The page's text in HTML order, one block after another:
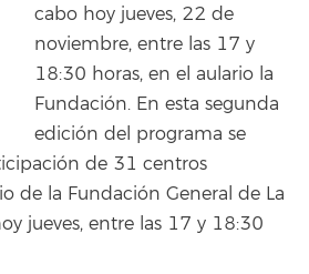
cabo hoy jueves, 22 de
noviembre, entre las 17 y
18:30 horas, en el aulario la
Fundación. En esta segunda
edición del programa se
de 31 centros
de la Fundación General de La
jueves, entre las 17 y 18:30